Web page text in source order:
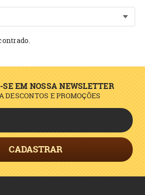
EM NOSSA NEWSLETTER
DESCONTOS E PROMOÇÕES
CADASTRAR